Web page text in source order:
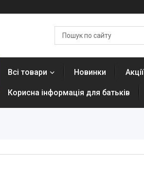
Всі товари Новинки Акції
Корисна інформація для батьків